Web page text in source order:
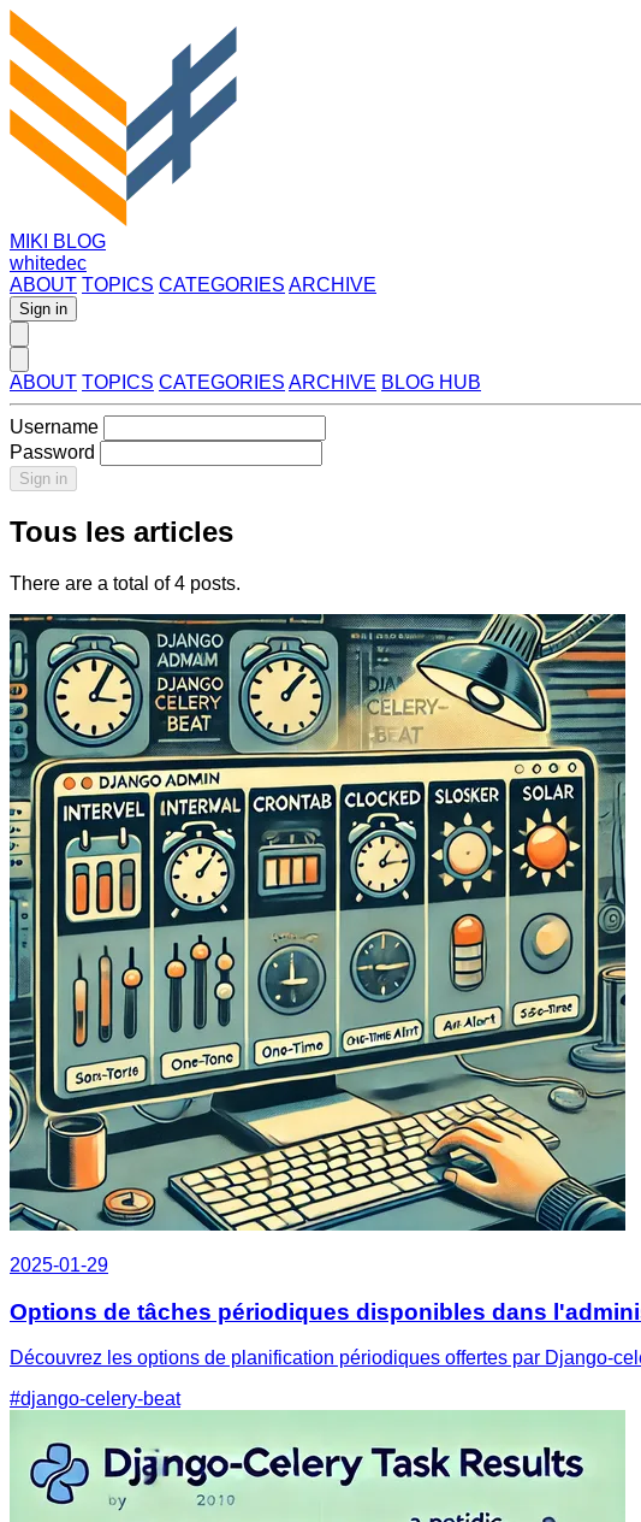
MIKI BLOG
whitedec
ABOUT TOPICS CATEGORIES ARCHIVE
Sign in
ABOUT TOPICS CATEGORIES ARCHIVE BLOG HUB
Username
Password
Sign in
Tous les articles
There are a total of 4 posts.
2025-01-29
Options de tâches périodiques disponibles dans
Découvrez les options de planification périodiques offertes par Django-
#django-celery-beat